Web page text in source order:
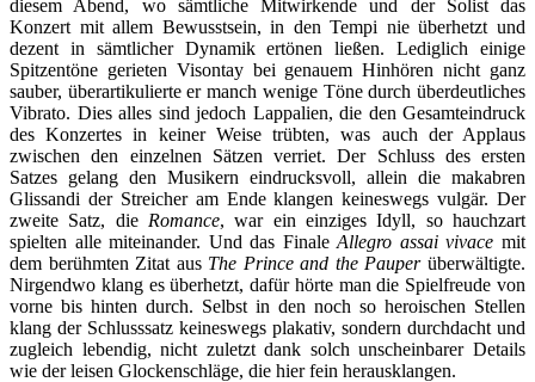
diesem Abend, wo sämtliche Mitwirkende und der Solist das
Konzert mit allem Bewusstsein, in den Tempi nie überhetzt und
dezent in sämtlicher Dynamik ertönen ließen. Lediglich einige
Spitzentöne gerieten Visontay bei genauem Hinhören nicht ganz
sauber, überartikulierte er manch wenige Töne durch überdeutliches
Vibrato. Dies alles sind jedoch Lappalien, die den Gesamteindruck
des Konzertes in keiner Weise trübten, was auch der Applaus
zwischen den einzelnen Sätzen verriet. Der Schluss des ersten
Satzes gelang den Musikern eindrucksvoll, allein die makabren
Glissandi der Streicher am Ende klangen keineswegs vulgär. Der
zweite Satz, die Romance, war ein einziges Idyll, so hauchzart
spielten alle miteinander. Und das FinaleAllegro assai vivacemit
dem berühmten Zitat aus The Prince and the Pauperüberwältigte.
Nirgendwo klang es überhetzt, dafür hörte man die Spielfreude von
vorne bis hinten durch. Selbst in den noch so heroischen Stellen
klang der Schlusssatz keineswegs plakativ, sondern durchdacht und
zugleich lebendig, nicht zuletzt dank solch unscheinbarer Details
wie der leisen Glockenschläge, die hier fein herausklangen.